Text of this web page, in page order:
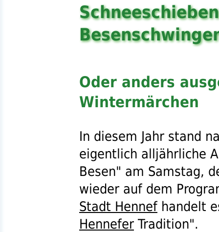
Oder anders
Wintermärchen
In diesem Jahr stand
eigentlich alljährliche
Besen" am Samstag,
wieder auf dem
Stadt Hennef handelt
Hennefer Tradition".